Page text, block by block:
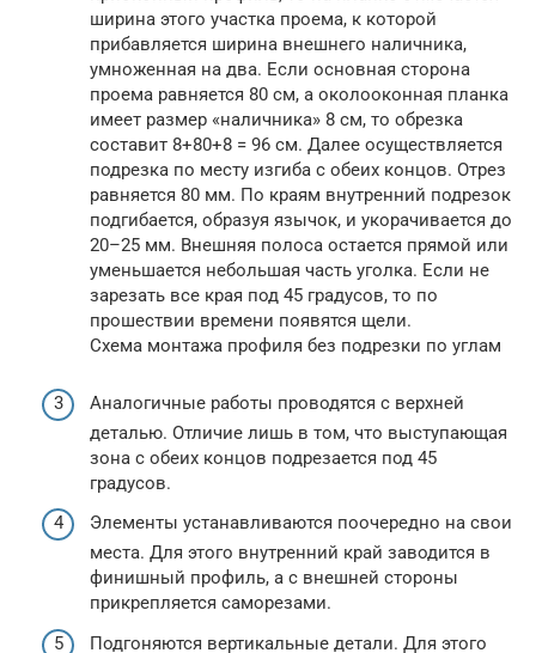
ширина этого участка проема, к которой
прибавляется ширина внешнего наличника,
умноженная на два. Если основная сторона
проема равняется 80 см, а околооконная планка
имеет размер «наличника» 8 см, то обрезка
составит 8+80+8 = 96 см. Далее осуществляется
подрезка по месту изгиба с обеих концов. Отрез
равняется 80 мм. По краям внутренний подрезок
подгибается, образуя язычок, и укорачивается до
20–25 мм. Внешняя полоса остается прямой или
уменьшается небольшая часть уголка. Если не
зарезать все края под 45 градусов, то по
прошествии времени появятся щели.
Схема монтажа профиля без подрезки по углам
Аналогичные работы проводятся с верхней
деталью. Отличие лишь в том, что выступающая
зона с обеих концов подрезается под 45
градусов.
Элементы устанавливаются поочередно на свои
места. Для этого внутренний край заводится в
финишный профиль, а с внешней стороны
прикрепляется саморезами.
Подгоняются вертикальные детали. Для этого